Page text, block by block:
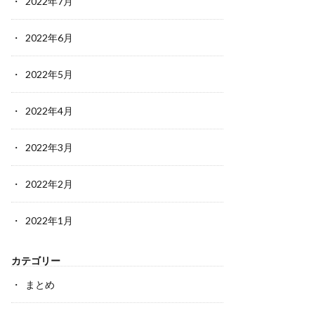
2022年6月
2022年5月
2022年4月
2022年3月
2022年2月
2022年1月
カテゴリー
まとめ